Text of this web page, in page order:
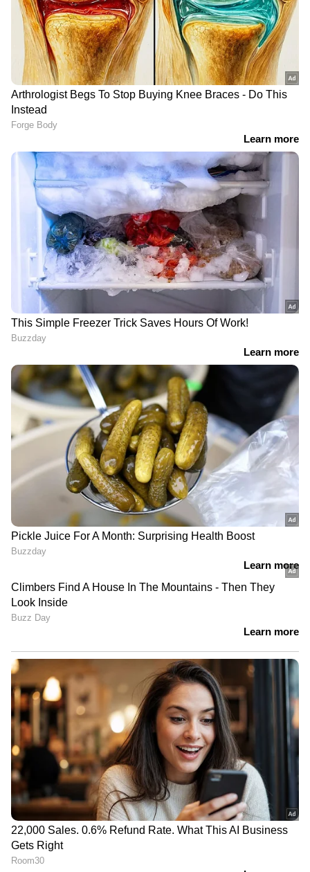
ഡിജിറ്റലായി
ഒപ്പുവെച്ചതായി യുഎസ്
ഹോർമുസിൽ നിന്ന്
ഇന്ത്യയിലേക്ക് എത്താൻ
കാത്ത് 34 കപ്പലുകൾ;
'ദിഷ' 62370 ടൺ
ഇന്ത്യയിലേക്ക്
എല്ലാം അതീവ രഹസ്യം,
യുഎസും ഇറാനും, 19 ന്
ഒപ്പിടൽ; ട്രംപ് ഫ്രാൻസിൽ,
മോദിയുമായി നാളെ
കൂടിക്കാഴ്ച
പരാജയം ഒരുതരത്തിലും
ഉൾക്കൊള്ളാൻ സിപിഎമ്മിന്
സാധിക്കുന്നില്ലെന്ന് വി
കുഞ്ഞികൃഷ്ണൻ | V Kunhikrishnan
സെക്രട്ടേറിയറ്റിന് മുന്നിൽ
നിരാഹാരവുമായി എൽപിഎസ്ടി
റാങ്ക് ഹോൾഡേഴ്സ്;
പിന്തുണയുമായി ആശമാർ | PSC